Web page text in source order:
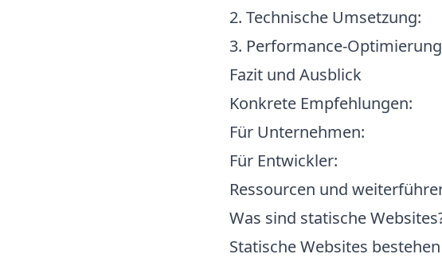
2. Technische Umsetzung:
3. Performance-
Fazit und Ausblick
Konkrete Empfehlungen:
Für Unternehmen:
Für Entwickler:
Ressourcen und
Was sind statische
Statische Websites